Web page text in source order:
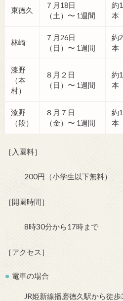
東徳久
７月 18日
（土）〜 1週間
約
本
林崎
７月26日
（日）〜 1週間
約
本
漆野
（本
村）
８月２日
（日）〜 1週間
約
本
漆野
（段）
８月７日
（金）〜 1週間
約
本
［入園料］
200円（小学生以下無料）
［開園時間］
8時30分から17時まで
［アクセス］
電車の場合
JR姫新線播磨徳久駅から